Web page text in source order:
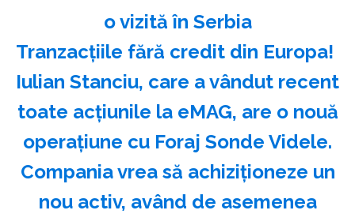
o vizită în Serbia
Tranzacțiile fără credit din Europa!
Iulian Stanciu, care a vândut recent
toate acțiunile la eMAG, are o nouă
operațiune cu Foraj Sonde Videle.
Compania vrea să achiziționeze un
nou activ, având de asemenea